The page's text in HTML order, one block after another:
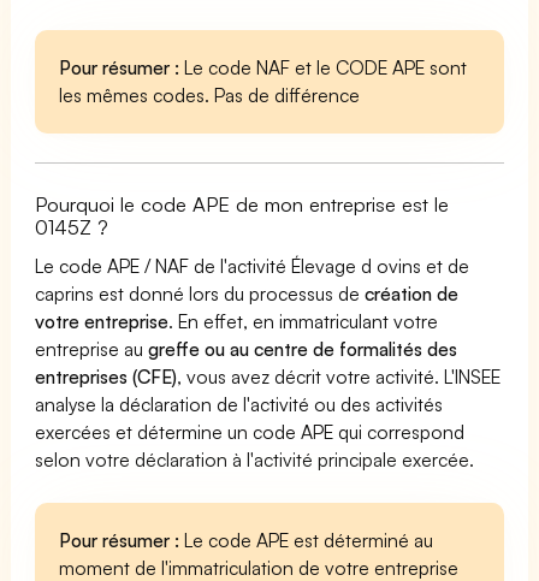
Pour résumer : Le code NAF et le CODE APE sont
les mêmes codes. Pas de différence
Pourquoi le code APE de mon entreprise est le
0145Z ?
Le code APE / NAF de l'activité Élevage d ovins et de
caprins est donné lors du processus decréation de
votre entreprise. En effet, en immatriculant votre
entreprise augreffe ou au centre de formalités des
entreprises (CFE), vous avez décrit votre activité. L'INSEE
analyse la déclaration de l'activité ou des activités
exercées et détermine un code APE qui correspond
selon votre déclaration à l'activité principale exercée.
Pour résumer : Le code APE est déterminé au
moment de l'immatriculation de votre entreprise